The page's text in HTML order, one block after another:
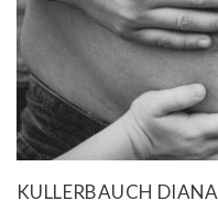
KULLERBAUCH DIANA